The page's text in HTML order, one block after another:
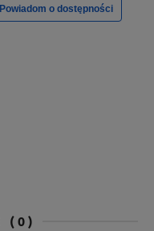
Powiadom o dostępności
(0)